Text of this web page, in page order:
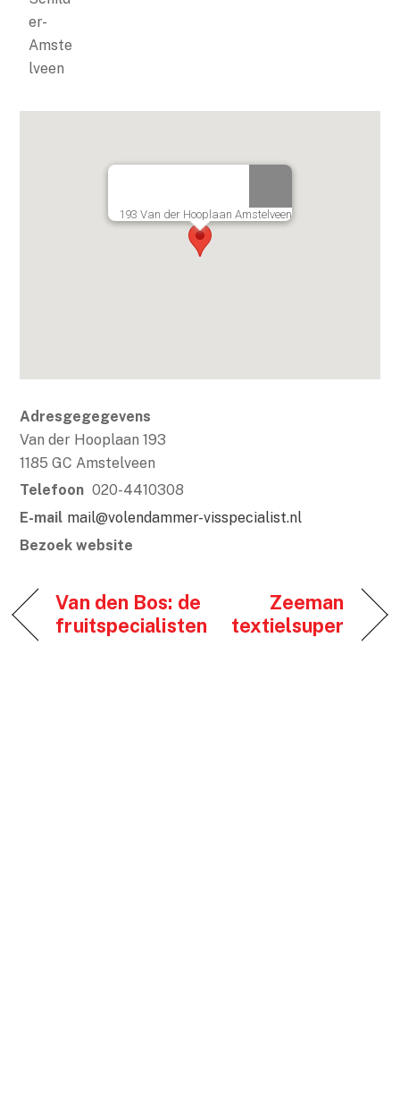
193 Van der Hooplaan Amstelveen
Adresgegegevens
Van der Hooplaan 193
1185 GC Amstelveen
Telefoon 020-4410308
E-mail mail@volendammer-visspecialist.nl
Bezoek website
Van den Bos: de
fruitspecialisten
Zeeman
textielsuper